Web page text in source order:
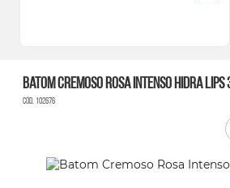
Batom Cremoso Rosa Intenso Hidra Lips
Cód. 102676